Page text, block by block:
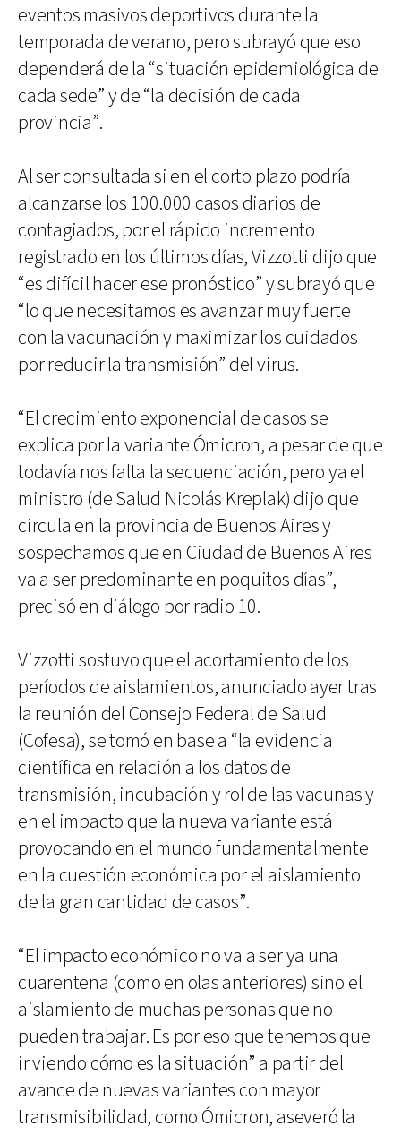
eventos masivos deportivos durante la
temporada de verano, pero subrayó que eso
dependerá de la “situación epidemiológica de
cada sede” y de “la decisión de cada
provincia”.
Al ser consultada si en el corto plazo podría
alcanzarse los 100.000 casos diarios de
contagiados, por el rápido incremento
registrado en los últimos días, Vizzotti dijo que
“es difícil hacer ese pronóstico” y subrayó que
“lo que necesitamos es avanzar muy fuerte
con la vacunación y maximizar los cuidados
por reducir la transmisión” del virus.
“El crecimiento exponencial de casos se
explica por la variante Ómicron, a pesar de que
todavía nos falta la secuenciación, pero ya el
ministro (de Salud Nicolás Kreplak) dijo que
circula en la provincia de Buenos Aires y
sospechamos que en Ciudad de Buenos Aires
va a ser predominante en poquitos días”,
precisó en diálogo por radio 10.
Vizzotti sostuvo que el acortamiento de los
períodos de aislamientos, anunciado ayer tras
la reunión del Consejo Federal de Salud
(Cofesa), se tomó en base a “la evidencia
científica en relación a los datos de
transmisión, incubación y rol de las vacunas y
en el impacto que la nueva variante está
provocando en el mundo fundamentalmente
en la cuestión económica por el aislamiento
de la gran cantidad de casos”.
“El impacto económico no va a ser ya una
cuarentena (como en olas anteriores) sino el
aislamiento de muchas personas que no
pueden trabajar. Es por eso que tenemos que
ir viendo cómo es la situación” a partir del
avance de nuevas variantes con mayor
transmisibilidad, como Ómicron, aseveró la